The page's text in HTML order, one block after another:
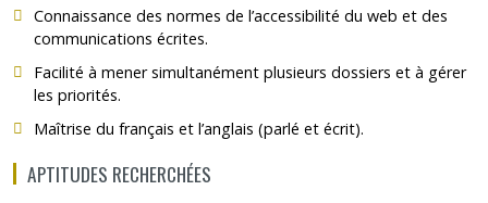
Connaissance des normes de l’accessibilité du web et des
communications écrites.
Facilité à mener simultanément plusieurs dossiers et à gérer
les priorités.
Maîtrise du français et l’anglais (parlé et écrit).
APTITUDES RECHERCHÉES